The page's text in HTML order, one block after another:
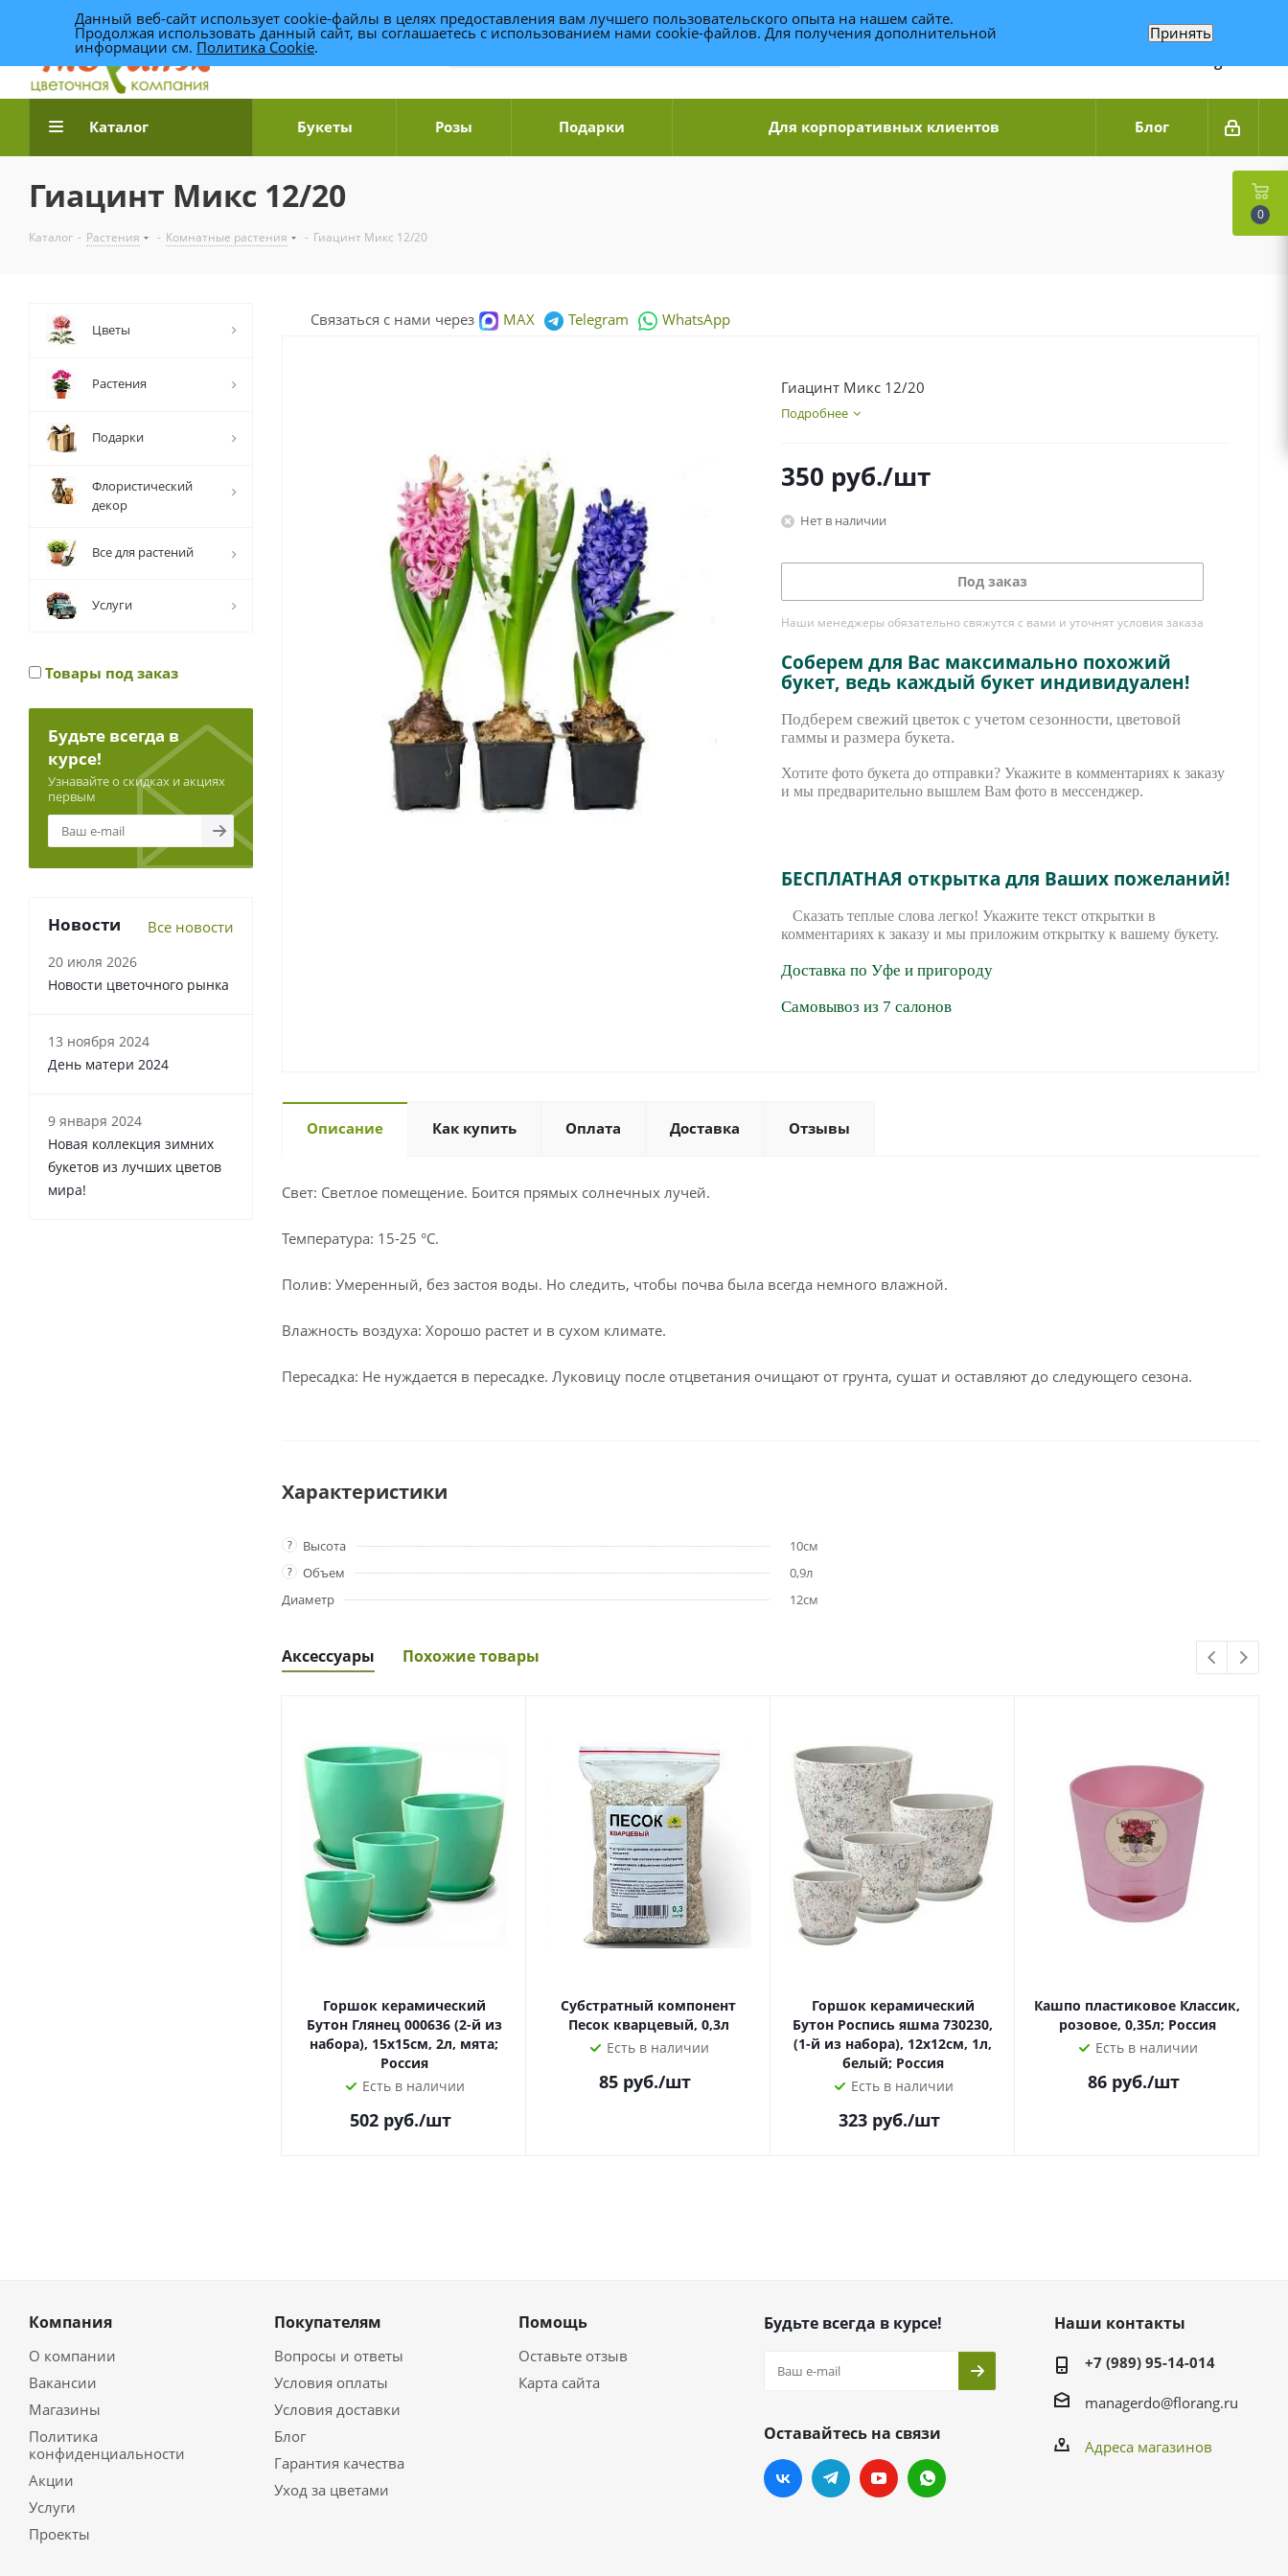
Доставка цветов по Уфе +7 (989) 95-14-014
Связаться по WhatsApp
Каталог Букеты Розы Подарки Для корпоративных клиентов Блог
Гиацинт Микс 12/20
Каталог - Растения - Комнатные растения - Гиацинт Микс 12/20
Связаться с нами через MAX Telegram WhatsApp
Гиацинт Микс 12/20
Подробнее
350 руб./шт
Нет в наличии
Под заказ
Наши менеджеры обязательно свяжутся с вами и уточнят условия заказа
Соберем для Вас максимально похожий
букет, ведь каждый букет индивидуален!
Подберем свежий цветок с учетом сезонности, цветовой
гаммы и размера букета.
Хотите фото букета до отправки? Укажите в комментариях к заказу
и мы предварительно вышлем Вам фото в мессенджер.
БЕСПЛАТНАЯ открытка для Ваших пожеланий!
Сказать теплые слова легко! Укажите текст открытки в
комментариях к заказу и мы приложим открытку к вашему букету.
Доставка по Уфе и пригороду
Самовывоз из 7 салонов
Описание Как купить Оплата Доставка Отзывы
Свет: Светлое помещение. Боится прямых солнечных лучей.
Температура: 15-25 °С.
Полив: Умеренный, без застоя воды. Но следить, чтобы почва была всегда немного влажной.
Влажность воздуха: Хорошо растет и в сухом климате.
Пересадка: Не нуждается в пересадке. Луковицу после отцветания очищают от грунта, сушат и оставляют до следующего сезона.
Характеристики
? Высота 10см
? Объем
0,9л
Диаметр
12см
Аксессуары Похожие товары
Горшок керамический
Бутон Глянец 000636 (2-й из
набора), 15х15см, 2л, мята;
Россия
Есть в наличии
502 руб./шт
Субстратный компонент
Песок кварцевый, 0,3л
Есть в наличии
85 руб./шт
Горшок керамический
Бутон Роспись яшма 730230,
(1-й из набора), 12х12см, 1л,
белый; Россия
Есть в наличии
323 руб./шт
Кашпо пластиковое Классик,
розовое, 0,35л; Россия
Есть в наличии
86 руб./шт
Цветы
Растения
Подарки
Флористический
декор
Все для растений
Услуги
Товары под заказ
Будьте всегда в
курсе!
Узнавайте о скидках и акциях
первым
Новости Все новости
20 июля 2026
Новости цветочного рынка
13 ноября 2024
День матери 2024
9 января 2024
Новая коллекция зимних
букетов из лучших цветов
мира!
Компания
О компании
Вакансии
Магазины
Политика
конфиденциальности
Акции
Услуги
Проекты
Покупателям
Вопросы и ответы
Условия оплаты
Условия доставки
Блог
Гарантия качества
Уход за цветами
Помощь
Оставьте отзыв
Карта сайта
Будьте всегда в курсе!
Оставайтесь на связи
Наши контакты
+7 (989) 95-14-014
managerdo@florang.ru
Адреса магазинов
0
Данный веб-сайт использует cookie-файлы в целях предоставления вам лучшего пользовательского опыта на нашем сайте.
Продолжая использовать данный сайт, вы соглашаетесь с использованием нами cookie-файлов. Для получения дополнительной
информации см. Политика Cookie.
Принять